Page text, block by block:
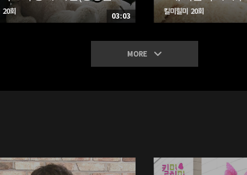
20회
03:03
킬미힐미 20회